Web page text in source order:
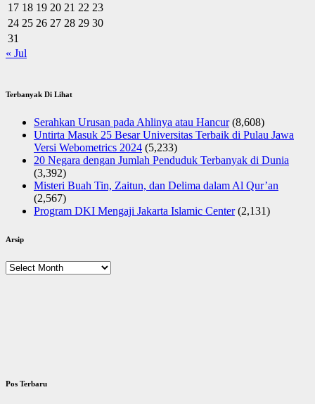
17 18 19 20 21 22 23
24 25 26 27 28 29 30
31
« Jul
Terbanyak Di Lihat
Serahkan Urusan pada Ahlinya atau Hancur (8,608)
Untirta Masuk 25 Besar Universitas Terbaik di Pulau Jawa
Versi Webometrics 2024 (5,233)
20 Negara dengan Jumlah Penduduk Terbanyak di Dunia
(3,392)
Misteri Buah Tin, Zaitun, dan Delima dalam Al Qur’an
(2,567)
Program DKI Mengaji Jakarta Islamic Center (2,131)
Arsip
Arsip
Pos Terbaru